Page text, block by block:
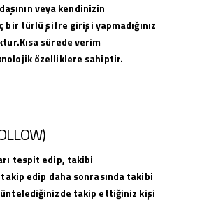
veya kendinizin
türlü şifre girişi yapmadığınız
sürede verim
özelliklere sahiptir.
tespit edip, takibi
edip daha sonrasında takibi
takip ettiğiniz kişi